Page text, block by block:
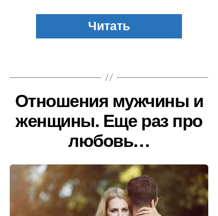
Отношения мужчины и
женщины. Еще раз про
любовь…